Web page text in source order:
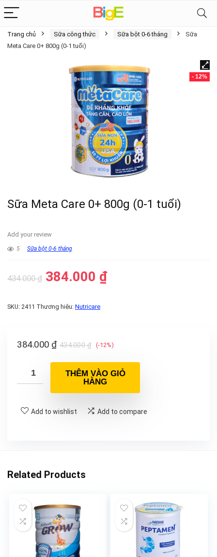
Trang chủ Sữa công thức Sữa bột 0-6 tháng
Sữa
Meta Care 0+ 800g (0-1 tuổi)
- 12%
Sữa Meta Care 0+ 800g (0-1 tuổi)
Add your review
5 Sữa bột 0-6 tháng
434.000₫ 384.000 ₫
SKU: 2411 Thương hiệu: Nutricare
434.000₫
384.000 ₫ (-12%)
THÊM VÀO GIỎ
HÀNG
Add to wishlist Add to compare
Related Products